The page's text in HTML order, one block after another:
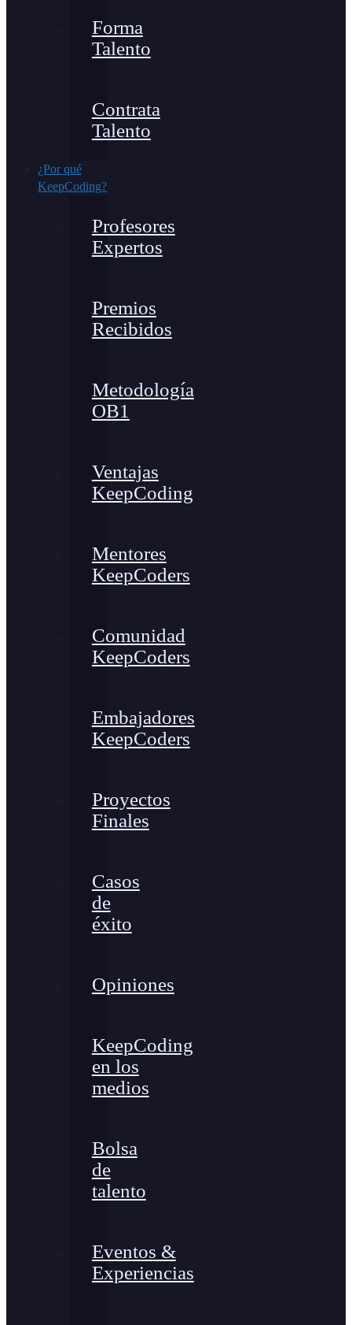
Forma
Talento
Contrata
Talento
¿Por qué
KeepCoding?
Profesores
Expertos
Premios
Recibidos
Metodología
OB1
Ventajas
KeepCoding
Mentores
KeepCoders
Comunidad
KeepCoders
Embajadores
KeepCoders
Proyectos
Finales
Casos
de
éxito
Opiniones
KeepCoding
en los
medios
Bolsa
de
talento
Eventos &
Experiencias